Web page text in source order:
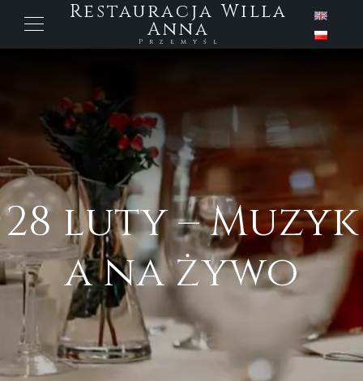
Restauracja Willa
Anna
Przemyśl
28 luty – Muzyk
a na żywo